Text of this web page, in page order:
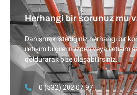
Herhangi bir sorunuz mu
Danışmak istediğiniz herhangi bir
iletişim bilgilerimizden veya iletişim
doldurarak bize ulaşabilirsiniz.
0 (532) 202 07 97